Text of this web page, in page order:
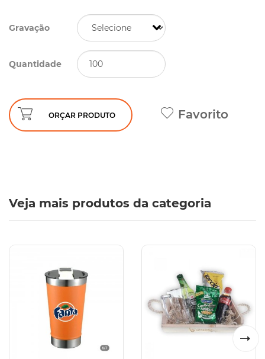
Gravação
Quantidade
ORÇAR PRODUTO Favorito
Veja mais produtos da categoria